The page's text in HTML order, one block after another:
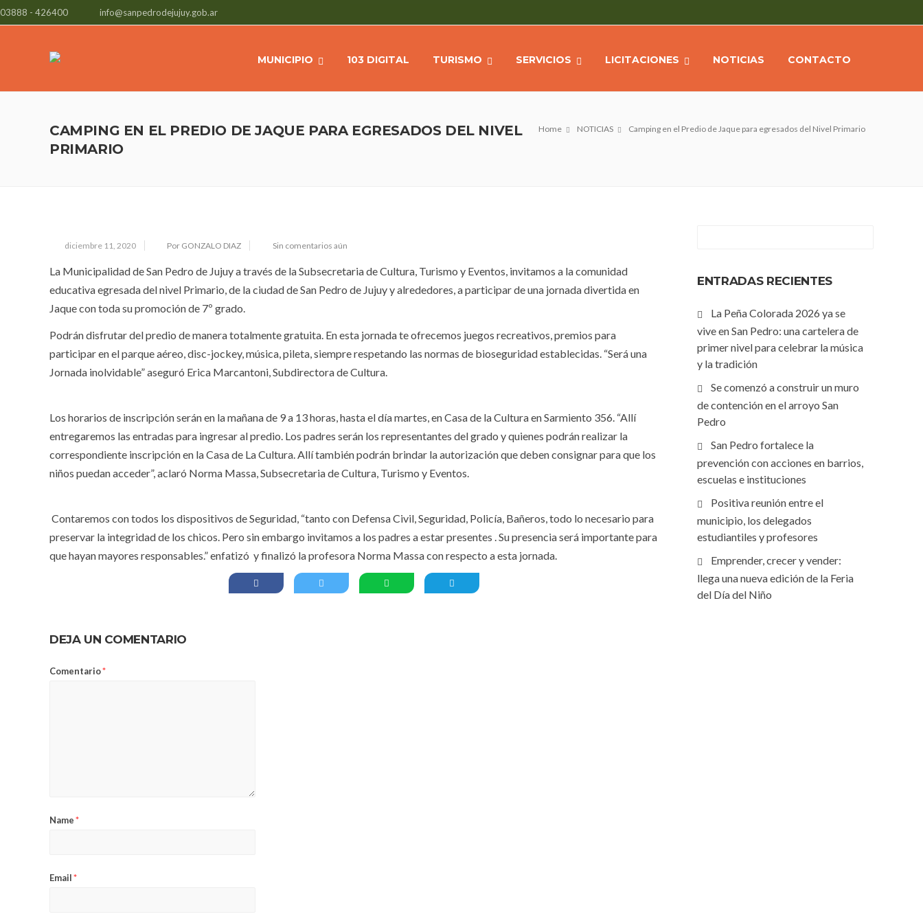
info@sanpedrodejujuy.gob.ar
03888 - 426400
MUNICIPIO 103 DIGITAL TURISMO SERVICIOS LICITACIONES NOTICIAS CONTACTO
Home NOTICIAS Camping en el Predio de Jaque para egresados del Nivel Primario
CAMPING EN EL PREDIO DE JAQUE PARA EGRESADOS DEL NIVEL
PRIMARIO
diciembre 11, 2020 Por GONZALO DIAZ Sin comentarios aún
La Municipalidad de San Pedro de Jujuy a través de la Subsecretaria de Cultura, Turismo y Eventos, invitamos a la comunidad
educativa egresada del nivel Primario, de la ciudad de San Pedro de Jujuy y alrededores, a participar de una jornada divertida en
Jaque con toda su promoción de 7º grado.
Podrán disfrutar del predio de manera totalmente gratuita. En esta jornada te ofrecemos juegos recreativos, premios para
participar en el parque aéreo, disc-jockey, música, pileta, siempre respetando las normas de bioseguridad establecidas. “Será una
Jornada inolvidable” aseguró Erica Marcantoni, Subdirectora de Cultura.
Los horarios de inscripción serán en la mañana de 9 a 13 horas, hasta el día martes, en Casa de la Cultura en Sarmiento 356. “Allí
entregaremos las entradas para ingresar al predio. Los padres serán los representantes del grado y quienes podrán realizar la
correspondiente inscripción en la Casa de La Cultura. Allí también podrán brindar la autorización que deben consignar para que los
niños puedan acceder”, aclaró Norma Massa, Subsecretaria de Cultura, Turismo y Eventos.
Contaremos con todos los dispositivos de Seguridad, “tanto con Defensa Civil, Seguridad, Policía, Bañeros, todo lo necesario para
preservar la integridad de los chicos. Pero sin embargo invitamos a los padres a estar presentes . Su presencia será importante para
que hayan mayores responsables.” enfatizó y finalizó la profesora Norma Massa con respecto a esta jornada.
DEJA UN COMENTARIO
Comentario*
Name*
Email*
ENTRADAS RECIENTES
La Peña Colorada 2026 ya se
vive en San Pedro: una cartelera de
primer nivel para celebrar la música
y la tradición
Se comenzó a construir un muro
de contención en el arroyo San
Pedro
San Pedro fortalece la
prevención con acciones en barrios,
escuelas e instituciones
Positiva reunión entre el
municipio, los delegados
estudiantiles y profesores
Emprender, crecer y vender:
llega una nueva edición de la Feria
del Día del Niño